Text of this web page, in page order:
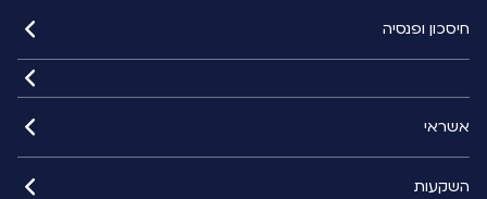
חיסכון ופנסיה
אשראי
השקעות